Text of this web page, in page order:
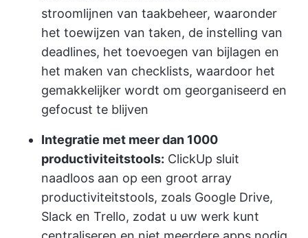
stroomlijnen van taakbeheer, waaronder
het toewijzen van taken, de instelling van
deadlines, het toevoegen van bijlagen en
het maken van checklists, waardoor het
gemakkelijker wordt om georganiseerd en
gefocust te blijven
Integratie met meer dan 1000
productiviteitstools: ClickUp sluit
naadloos aan op een groot array
productiviteitstools, zoals Google Drive,
Slack en Trello, zodat u uw werk kunt